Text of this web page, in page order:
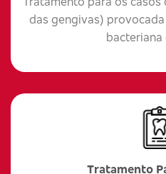
das gengivas)
bacteriana
Tratamento